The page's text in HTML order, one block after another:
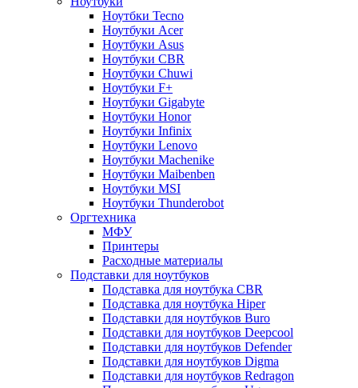
Ноутбки Tecno
Ноутбуки Acer
Ноутбуки Asus
Ноутбуки CBR
Ноутбуки Chuwi
Ноутбуки F+
Ноутбуки Gigabyte
Ноутбуки Honor
Ноутбуки Infinix
Ноутбуки Lenovo
Ноутбуки Machenike
Ноутбуки Maibenben
Ноутбуки MSI
Ноутбуки Thunderobot
Оргтехника
МФУ
Принтеры
Расходные материалы
Подставки для ноутбуков
Подставка для ноутбука CBR
Подставка для ноутбука Hiper
Подставки для ноутбуков Buro
Подставки для ноутбуков Deepcool
Подставки для ноутбуков Defender
Подставки для ноутбуков Digma
Подставки для ноутбуков Redragon